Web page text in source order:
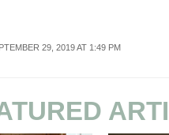
29, 2019 AT 1:49 PM